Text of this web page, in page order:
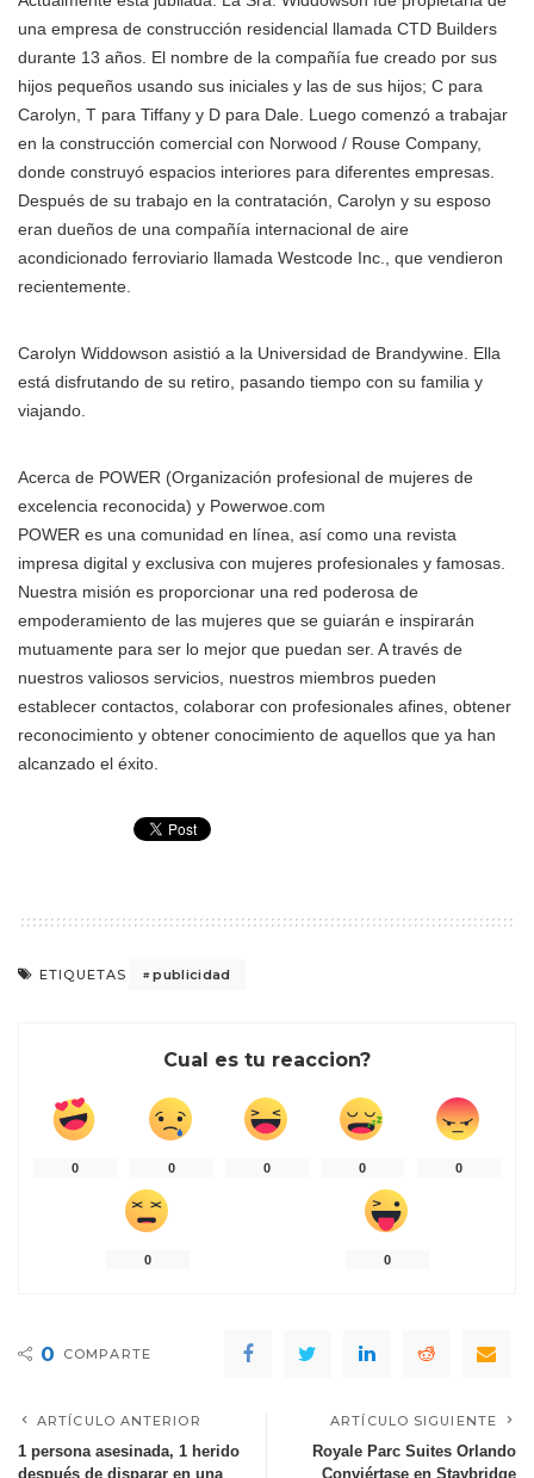
una empresa de construcción residencial llamada CTD Builders
durante 13 años. El nombre de la compañía fue creado por sus
hijos pequeños usando sus iniciales y las de sus hijos; C para
Carolyn, T para Tiffany y D para Dale. Luego comenzó a trabajar
en la construcción comercial con Norwood / Rouse Company,
donde construyó espacios interiores para diferentes empresas.
Después de su trabajo en la contratación, Carolyn y su esposo
eran dueños de una compañía internacional de aire
acondicionado ferroviario llamada Westcode Inc., que vendieron
recientemente.
Carolyn Widdowson asistió a la Universidad de Brandywine. Ella
está disfrutando de su retiro, pasando tiempo con su familia y
viajando.
Acerca de POWER (Organización profesional de mujeres de
excelencia reconocida) y Powerwoe.com
POWER es una comunidad en línea, así como una revista
impresa digital y exclusiva con mujeres profesionales y famosas.
Nuestra misión es proporcionar una red poderosa de
empoderamiento de las mujeres que se guiarán e inspirarán
mutuamente para ser lo mejor que puedan ser. A través de
nuestros valiosos servicios, nuestros miembros pueden
establecer contactos, colaborar con profesionales afines, obtener
reconocimiento y obtener conocimiento de aquellos que ya han
alcanzado el éxito.
ETIQUETAS publicidad
Cual es tu reaccion?
0 0 0 0 0
0 0
0 COMPARTE
ARTÍCULO ANTERIOR
1 persona asesinada, 1 herido
después de disparar en una
ARTÍCULO SIGUIENTE
Royale Parc Suites Orlando
Conviértase en Staybridge